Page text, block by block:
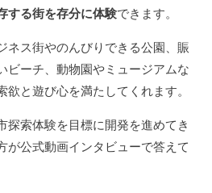
する街を存分に体験できます。
ネス街やのんびりできる公園、賑
ビーチ、動物園やミュージアムな
と遊び心を満たしてくれます。
探索体験を目標に開発を進めてき
が公式動画インタビューで答えて